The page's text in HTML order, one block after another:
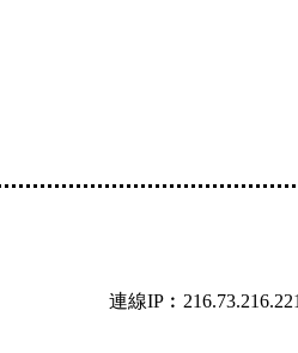
連線